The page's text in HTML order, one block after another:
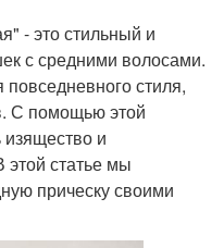
- это стильный и
с средними волосами.
стиля,
С помощью этой
и
этой статье мы
прическу своими